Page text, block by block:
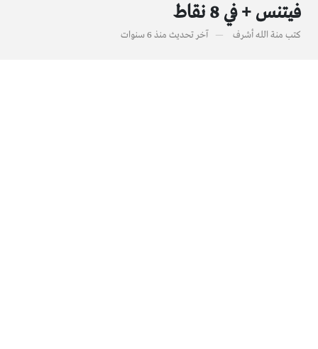
فيتنس + في 8 نقاط
كتب منة الله أشرف آخر تحديث منذ 6 سنوات